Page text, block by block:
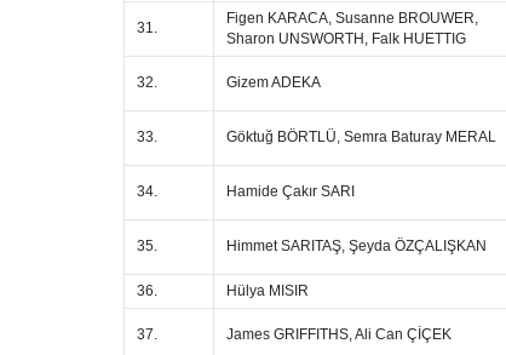
31.
Figen KARACA, Susanne BROUWER,
Sharon UNSWORTH, Falk HUETTIG
32. Gizem ADEKA
33. Göktuğ BÖRTLÜ, Semra Baturay MERAL
34. Hamide Çakır SARI
35. Himmet SARITAŞ, Şeyda ÖZÇALIŞKAN
36.
Hülya MISIR
37. James GRIFFITHS, Ali Can ÇİÇEK